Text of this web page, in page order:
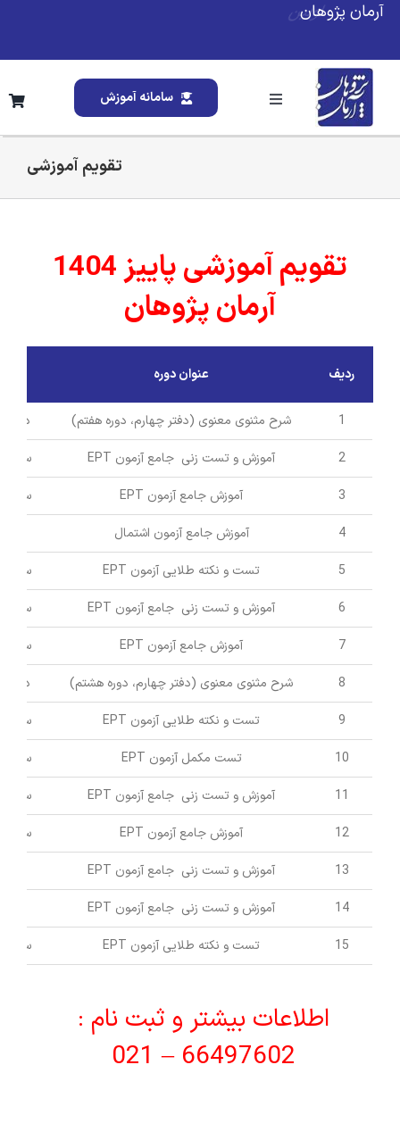
Skipآرمان پژوهان
Toggle
Navigation
درباره ما
خدمات ما
وبلاگ
انتشارات
تماس با ما
سامانه آموزش
تقویم آموزشی
تقویم آموزشی پاییز 1404
آرمان پژوهان
ردیف عنوان دوره
1 شرح مثنوی معنوی (دفتر چهارم، دوره هفتم)
دکتر
2
آموزش و تست زنی جامع آزمون EPT
سید
3
آموزش جامع آزمون EPT
سید
4
آموزش جامع آزمون اشتمال
5
تست و نکته طلایی آزمون EPT
سید
6
آموزش و تست زنی جامع آزمون EPT
سید
7
آموزش جامع آزمون EPT
سید
8
شرح مثنوی معنوی (دفتر چهارم، دوره هشتم)
دکتر
9
تست و نکته طلایی آزمون EPT
سید
10
تست مکمل آزمون EPT
سید
11
آموزش و تست زنی جامع آزمون EPT
سید
12
آموزش جامع آزمون EPT
سید
13
آموزش و تست زنی جامع آزمون EPT
14
آموزش و تست زنی جامع آزمون EPT
15
تست و نکته طلایی آزمون EPT سید
اطلاعات بیشتر و ثبت نام :
66497602 – 021